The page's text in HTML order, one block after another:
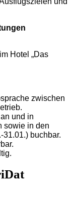
Hotel „Das
zwischen
und in
sowie in den
31.01.) buchbar.